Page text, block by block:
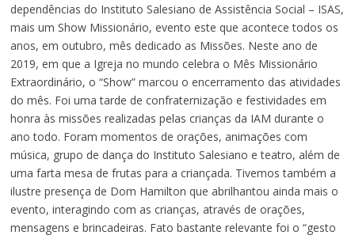
dependências do Instituto Salesiano de Assistência Social – ISAS,
mais um Show Missionário, evento este que acontece todos os
anos, em outubro, mês dedicado as Missões. Neste ano de
2019, em que a Igreja no mundo celebra o Mês Missionário
Extraordinário, o “Show” marcou o encerramento das atividades
do mês. Foi uma tarde de confraternização e festividades em
honra às missões realizadas pelas crianças da IAM durante o
ano todo. Foram momentos de orações, animações com
música, grupo de dança do Instituto Salesiano e teatro, além de
uma farta mesa de frutas para a criançada. Tivemos também a
ilustre presença de Dom Hamilton que abrilhantou ainda mais o
evento, interagindo com as crianças, através de orações,
mensagens e brincadeiras. Fato bastante relevante foi o “gesto